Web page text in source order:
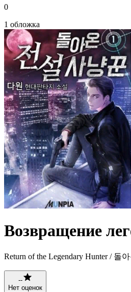
0
1 обложка
Возвращение
Return of the Legendary Hunter / 돌
--
Нет оценок